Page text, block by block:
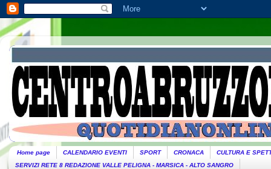
Home page CALENDARIO EVENTI SPORT CRONACA
CULTURA E
SERVIZI RETE 8 REDAZIONE VALLE PELIGNA - MARSICA - ALTO SANGRO